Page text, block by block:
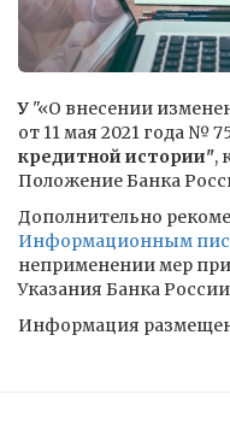
У "«О внесении
от 11 мая 2021 года №
кредитной истории",
Положение Банка
Дополнительно
Информационным
неприменении мер
Указания Банка
Информация